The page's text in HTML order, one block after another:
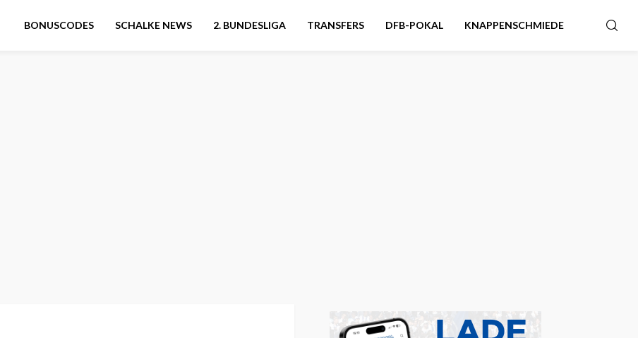
BONUSCODES SCHALKE NEWS 2. BUNDESLIGA TRANSFERS DFB-POKAL KNAPPENSCHMIEDE